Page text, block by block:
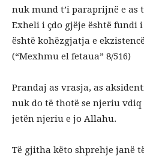
nuk mund t’i paraprijnë e as
Exheli i çdo gjëje është fundi
është kohëzgjatja e
(“Mexhmu el fetaua” 8/516)
Prandaj as vrasja, as
nuk do të thotë se njeriu
jetën njeriu e jo Allahu.
Të gjitha këto shprehje janë